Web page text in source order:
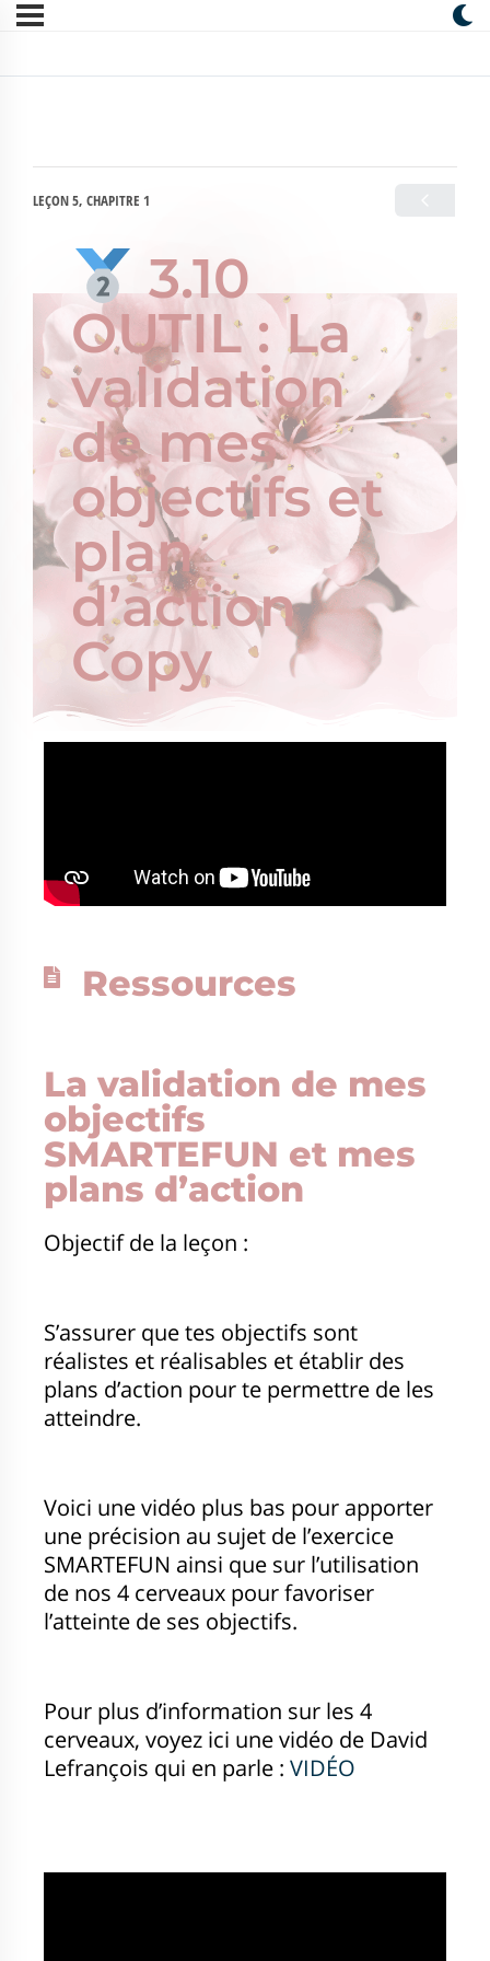
LEÇON 5, CHAPITRE 1
3.10
OUTIL : La
validation
de mes
objectifs et
plan
d’action
Copy
Ressources
La validation de mes
objectifs
SMARTEFUN et mes
plans d’action
Objectif de la leçon :
S’assurer que tes objectifs sont
réalistes et réalisables et établir des
plans d’action pour te permettre de les
atteindre.
Voici une vidéo plus bas pour apporter
une précision au sujet de l’exercice
SMARTEFUN ainsi que sur l’utilisation
de nos 4 cerveaux pour favoriser
l’atteinte de ses objectifs.
Pour plus d’information sur les 4
cerveaux, voyez ici une vidéo de David
Lefrançois qui en parle : VIDÉO